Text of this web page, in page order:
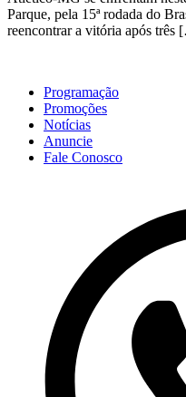
Parque, pela 15ª rodada do
reencontrar a vitória após
Programação
Promoções
Notícias
Anuncie
Fale Conosco